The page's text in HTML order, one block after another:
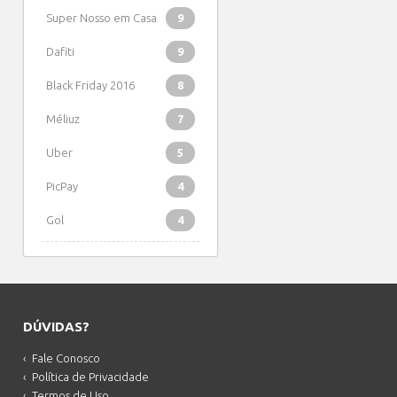
Super Nosso em Casa 9
Dafiti 9
Black Friday 2016 8
Méliuz 7
Uber 5
PicPay 4
Gol 4
DÚVIDAS?
Fale Conosco
Política de Privacidade